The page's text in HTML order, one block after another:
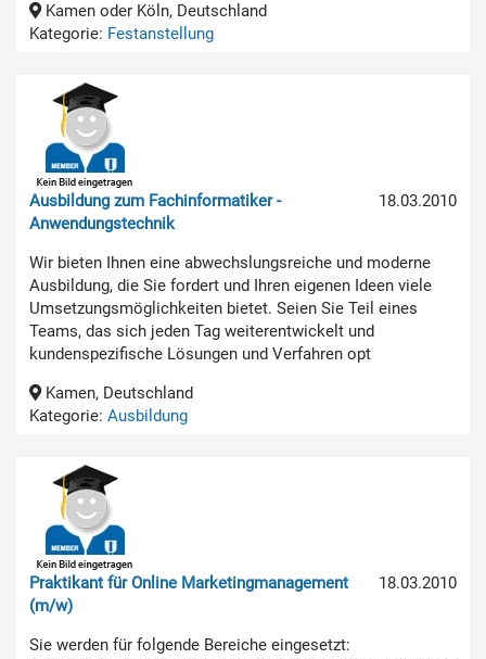
Kamen oder Köln, Deutschland
Kategorie: Festanstellung
18.03.2010
Ausbildung zum Fachinformatiker -
Anwendungstechnik
Wir bieten Ihnen eine abwechslungsreiche und moderne
Ausbildung, die Sie fordert und Ihren eigenen Ideen viele
Umsetzungsmöglichkeiten bietet. Seien Sie Teil eines
Teams, das sich jeden Tag weiterentwickelt und
kundenspezifische Lösungen und Verfahren opt
Kamen, Deutschland
Kategorie: Ausbildung
18.03.2010
Praktikant für Online Marketingmanagement
(m/w)
Sie werden für folgende Bereiche eingesetzt: